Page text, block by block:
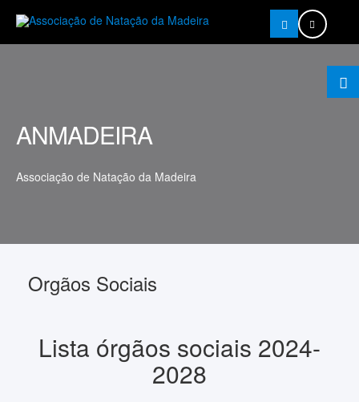
ANMADEIRA
Associação de Natação da Madeira
Orgãos Sociais
Lista órgãos sociais 2024-
2028